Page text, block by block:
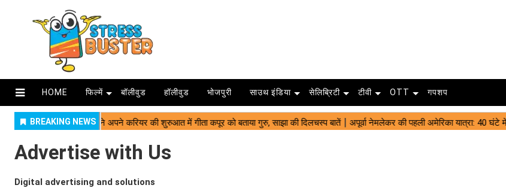
HOME फिल्में बॉलीवुड हॉलीवुड भोजपुरी साउथ इंडिया सेलिब्रिटी टीवी OTT गपशप
Advertise with Us
Digital advertising and solutions